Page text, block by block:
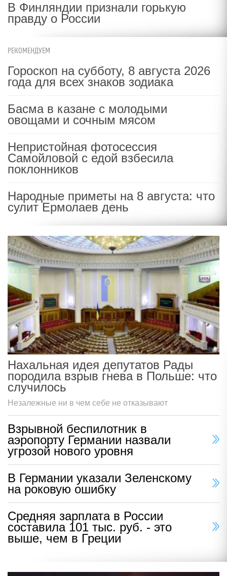
В Финляндии признали горькую
правду о России
РЕКОМЕНДУЕМ
Гороскоп на субботу, 8 августа 2026
года для всех знаков зодиака
Басма в казане с молодыми
овощами и сочным мясом
Непристойная фотосессия
Самойловой с едой взбесила
поклонников
Народные приметы на 8 августа: что
сулит Ермолаев день
Нахальная идея депутатов Рады
породила взрыв гнева в Польше: что
случилось
Незалежные ни в чем себе не отказывают
Взрывной беспилотник в
аэропорту Германии назвали
угрозой нового уровня
В Германии указали Зеленскому
на роковую ошибку
Средняя зарплата в России
составила 101 тыс. руб. - это
выше, чем в Греции